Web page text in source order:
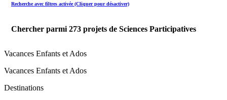
Recherche avec filtres activée (Cliquer pour désactiver)
Chercher parmi 273 projets de Sciences Participatives
Vacances Enfants et Ados
Vacances Enfants et Ados
Destinations